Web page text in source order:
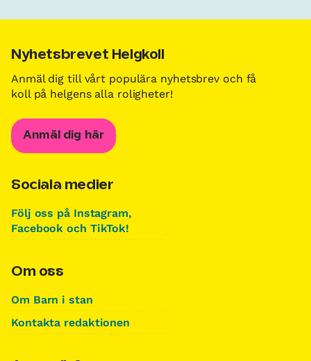
Nyhetsbrevet Helgkoll
Anmäl dig till vårt populära nyhetsbrev och få
koll på helgens alla roligheter!
Anmäl dig här
Sociala medier
Följ oss på Instagram,
Facebook och TikTok!
Om oss
Om Barn i stan
Kontakta redaktionen